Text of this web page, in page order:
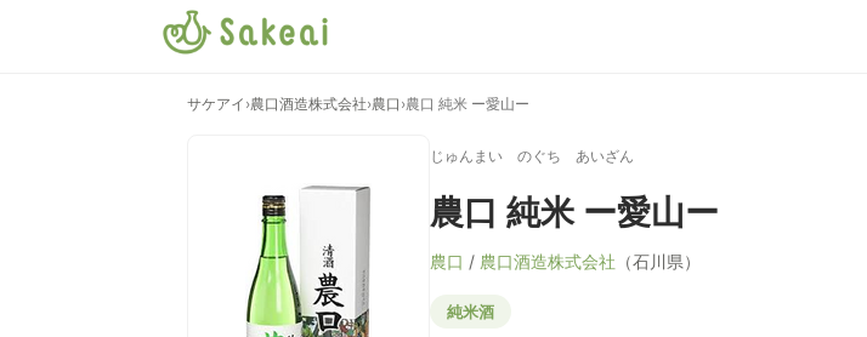
サケアイ ›農口酒造株式会社›農口 ›農口 純米 ー愛山ー
じゅんまい のぐち あいざん
農口 純米 ー愛山ー
農口 / 農口酒造株式会社 （石川県）
純米酒